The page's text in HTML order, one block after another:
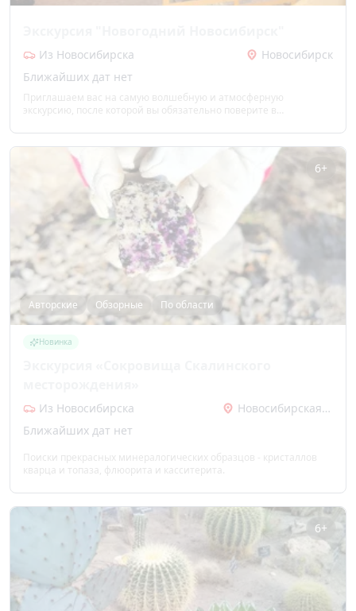
Из Новосибирска
Новосибирск
Ближайших дат нет
Приглашаем вас на самую волшебную и атмосферную
экскурсию, после которой вы обязательно поверите в
6+
Авторские Обзорные По области
Новинка
Из Новосибирска
Новосибирская область
Ближайших дат нет
Поиски прекрасных минералогических образцов - кристаллов
кварца и топаза, флюорита и касситерита.
6+